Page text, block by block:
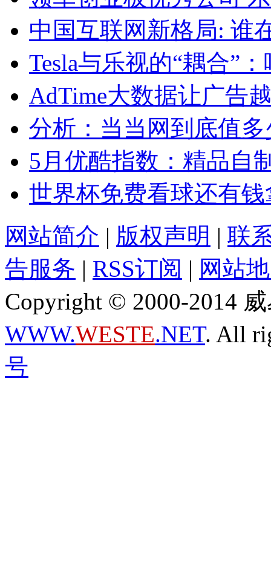
中国互联网新格局: 谁
Tesla与乐视的“耦合”
AdTime大数据让广告
分析：当当网到底值多
5月优酷指数：精品自
世界杯免费看球还有
网站简介 | 版权声明 | 联
告服务 | RSS订阅 | 网站
Copyright © 2000-2014
WWW.WESTE.NET. All
号